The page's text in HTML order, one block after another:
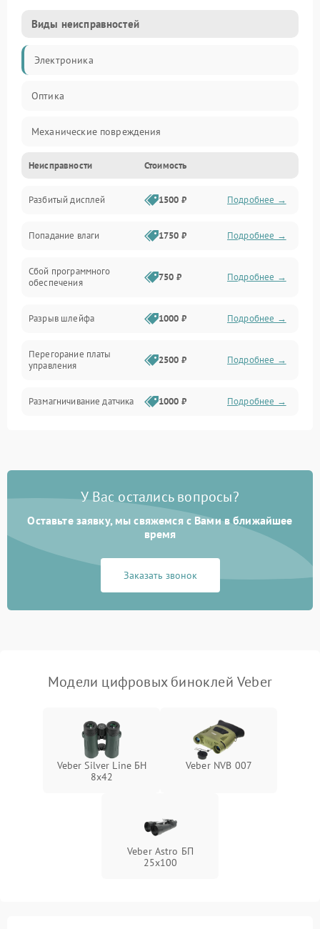
Виды неисправностей
Электроника
Оптика
Механические повреждения
Видео
Механика
Управление
Электропитание
Неисправности Стоимость
Разбитый дисплей 1500 ₽ Подробнее →
Попадание влаги 1750 ₽ Подробнее →
Сбой программного
обеспечения
750 ₽ Подробнее →
Разрыв шлейфа 1000 ₽ Подробнее →
Перегорание платы
управления
2500 ₽ Подробнее →
Размагничивание датчика 1000 ₽ Подробнее →
цветов дисплея
Подробнее →
коркое время
1000 ₽ Подробнее →
1500 ₽ Подробнее →
У Вас остались вопросы?
Оставьте заявку, мы свяжемся с Вами в ближайшее
время
Заказать звонок
Модели цифровых биноклей Veber
Veber Silver Line БН
8x42
Veber NVB 007
Veber Astro БП
25x100